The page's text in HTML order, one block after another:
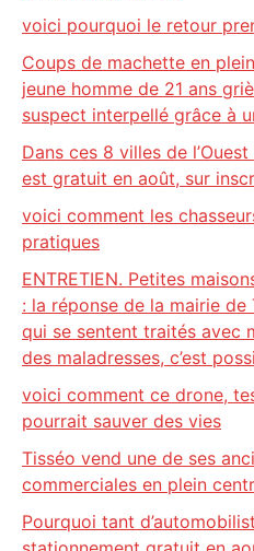
voici pourquoi le retour
Coups de machette en
jeune homme de 21 ans
suspect interpellé grâce à
Dans ces 8 villes de
est gratuit en août, sur
voici comment les
pratiques
ENTRETIEN. Petites
: la réponse de la mairie
qui se sentent traités avec
des maladresses, c’est
voici comment ce drone,
pourrait sauver des vies
Tisséo vend une de ses
commerciales en plein
Pourquoi tant